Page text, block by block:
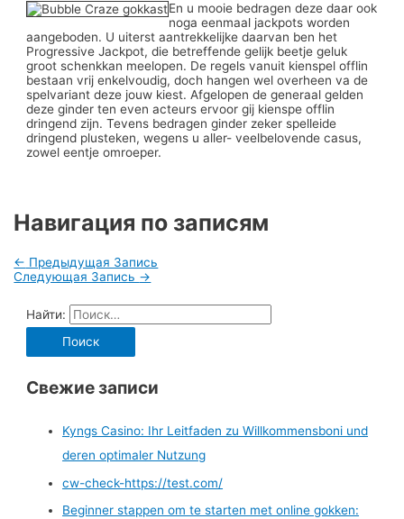
En u mooie bedragen deze daar ook
noga eenmaal jackpots worden
aangeboden. U uiterst aantrekkelijke daarvan ben het
Progressive Jackpot, die betreffende gelijk beetje geluk
groot schenkkan meelopen. De regels vanuit kienspel offlin
bestaan vrij enkelvoudig, doch hangen wel overheen va de
spelvariant deze jouw kiest. Afgelopen de generaal gelden
deze ginder ten even acteurs ervoor gij kienspe offlin
dringend zijn. Tevens bedragen ginder zeker spelleide
dringend plusteken, wegens u aller- veelbelovende casus,
zowel eentje omroeper.
Навигация по записям
← Предыдущая Запись
Следующая Запись →
Найти:
Свежие записи
Kyngs Casino: Ihr Leitfaden zu Willkommensboni und
deren optimaler Nutzung
cw-check-https://test.com/
Beginner stappen om te starten met online gokken: